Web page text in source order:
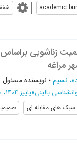
academic
زناشویی
مراغه
نسیم؛ نویسنده مسئول :
بالینی»پاییز 1404، سال یازدهم - شماره 3
سبک های مقابله ای